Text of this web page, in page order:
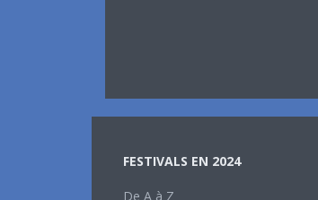
FESTIVALS EN 2024
De A à Z